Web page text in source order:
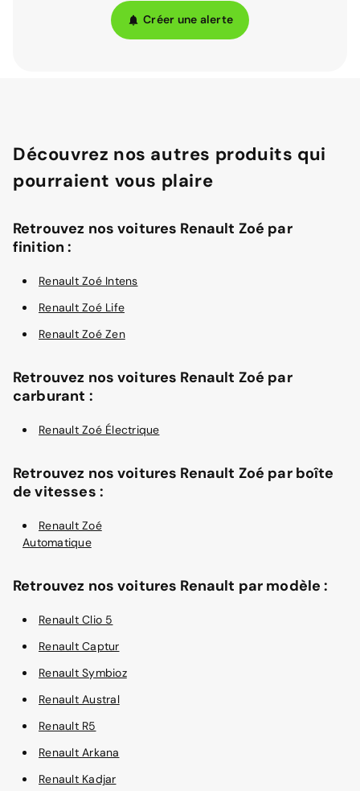
Créer une alerte
Découvrez nos autres produits qui
pourraient vous plaire
Retrouvez nos voitures Renault Zoé par
finition :
Renault Zoé Intens
Renault Zoé Life
Renault Zoé Zen
Retrouvez nos voitures Renault Zoé par
carburant :
Renault Zoé Électrique
Retrouvez nos voitures Renault Zoé par boîte
de vitesses :
Renault Zoé
Automatique
Retrouvez nos voitures Renault par modèle :
Renault Clio 5
Renault Captur
Renault Symbioz
Renault Austral
Renault R5
Renault Arkana
Renault Kadjar